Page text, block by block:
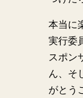
本当に
実行委
スポン
ん、そ
がとう